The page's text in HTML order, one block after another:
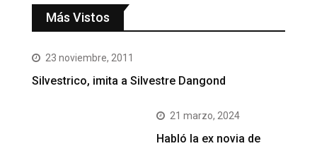
Más Vistos
23 noviembre, 2011
Silvestrico, imita a Silvestre Dangond
21 marzo, 2024
Habló la ex novia de